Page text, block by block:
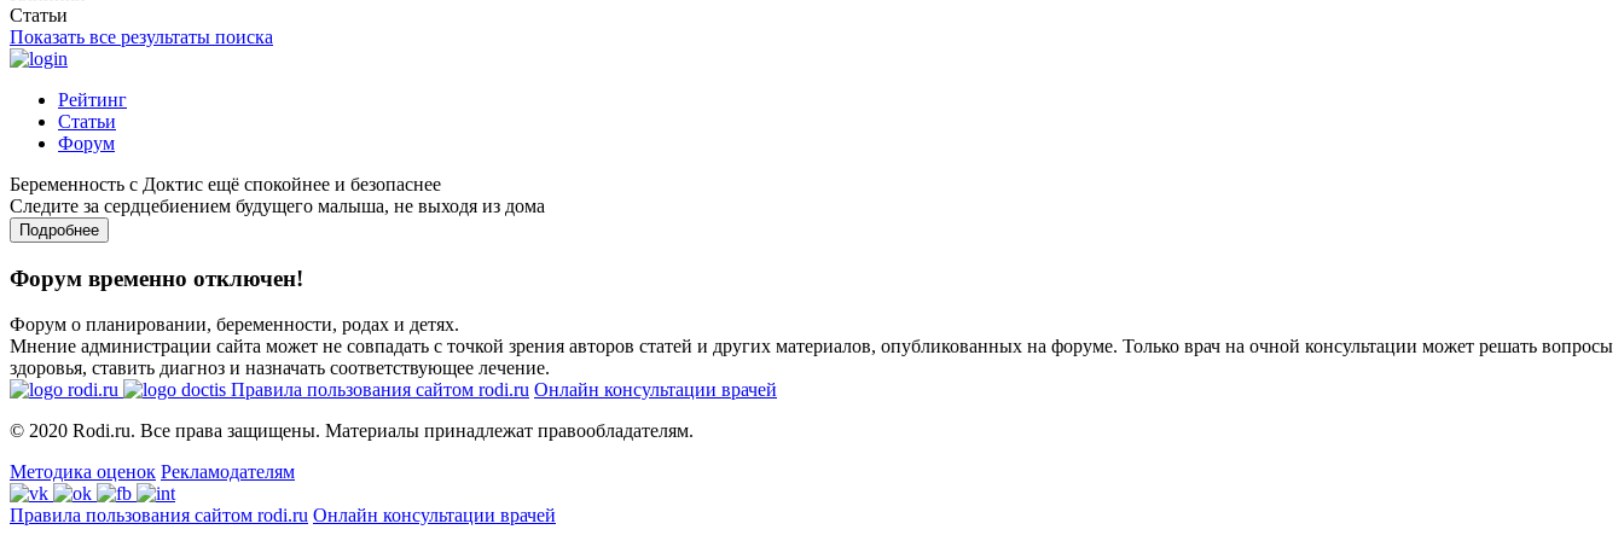
Статьи
Показать все результаты поиска
Рейтинг
Статьи
Форум
Беременность с Доктис ещё спокойнее и безопаснее
Следите за сердцебиением будущего малыша, не выходя из дома
Подробнее
Форум временно отключен!
Форум о планировании, беременности, родах и детях.
Мнение администрации сайта может не совпадать с точкой зрения авторов статей и других материалов, опубликованных на форуме. Только врач на очной консультации может решать вопросы
здоровья, ставить диагноз и назначать соответствующее лечение.
Правила пользования сайтом rodi.ru Онлайн консультации врачей
© 2020 Rodi.ru. Все права защищены. Материалы принадлежат правообладателям.
Методика оценок Рекламодателям
Правила пользования сайтом rodi.ru Онлайн консультации врачей